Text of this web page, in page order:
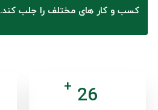
کسب و کار های مختلف را جلب کند.
32
+